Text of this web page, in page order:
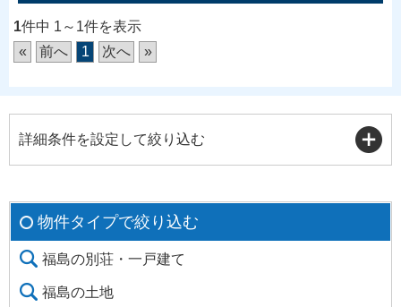
1件中 1～1件を表示
«
前へ 1 次へ »
詳細条件を設定して絞り込む
物件タイプで絞り込む
福島の別荘・一戸建て
福島の土地